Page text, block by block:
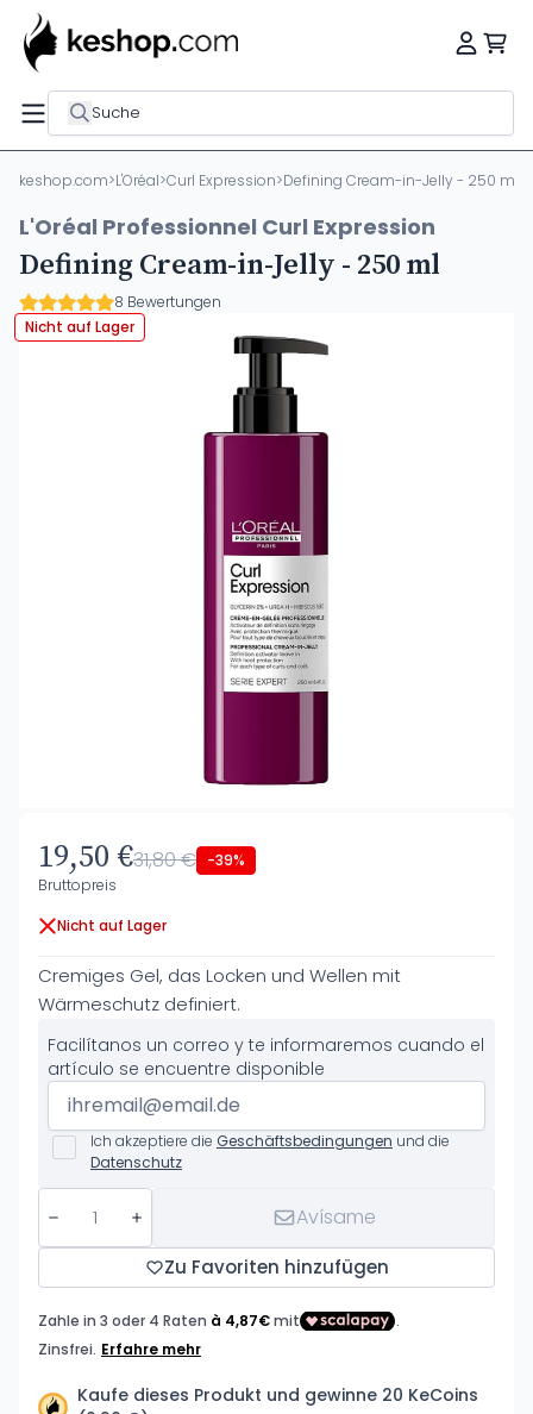
Suche
keshop.com>L'Oréal>Curl Expression>Defining Cream-in-Jelly - 250 ml
L'Oréal Professionnel Curl Expression
Defining Cream-in-Jelly - 250 ml
8 Bewertungen
Nicht auf Lager
19,50 €31,80 € -39%
Bruttopreis
Nicht auf Lager
Cremiges Gel, das Locken und Wellen mit
Wärmeschutz definiert.
Facilítanos un correo y te informaremos cuando el
artículo se encuentre disponible
Ich akzeptiere die Geschäftsbedingungen und die
Datenschutz
Avísame
Zu Favoriten hinzufügen
Kaufe dieses Produkt und gewinne 20 KeCoins